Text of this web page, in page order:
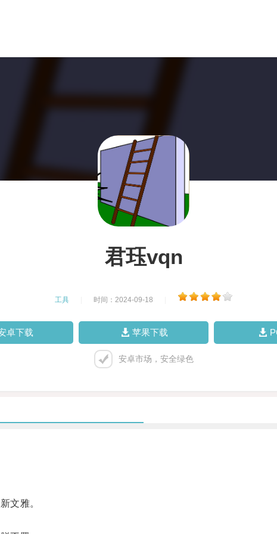
君珏vqn
工具 时间：2024-09-18
卓下载 苹果下载
安卓市场，安全绿色
文雅。